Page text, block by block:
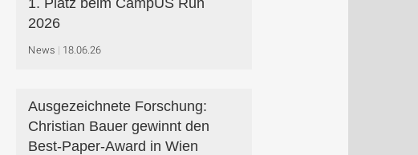
1. Platz beim CampUS Run
2026
News 18.06.26
Ausgezeichnete Forschung:
Christian Bauer gewinnt den
Best-Paper-Award in Wien